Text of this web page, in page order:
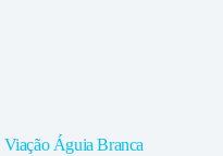
Viação Águia Branca